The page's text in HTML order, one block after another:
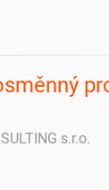
s.r.o.